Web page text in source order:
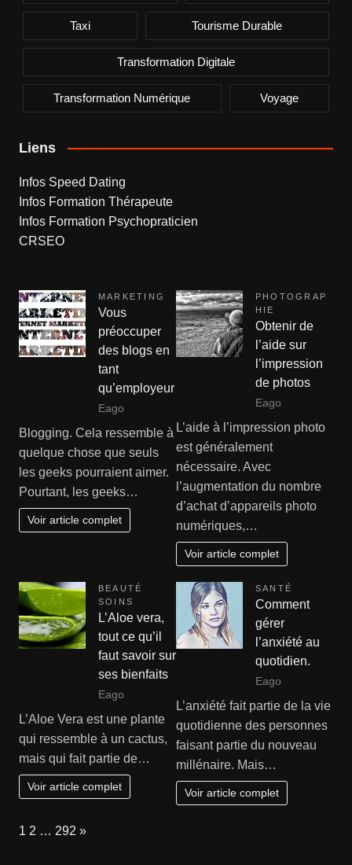
Taxi Tourisme Durable
Transformation Digitale
Transformation Numérique Voyage
Liens
Infos Speed Dating
Infos Formation Thérapeute
Infos Formation Psychopraticien
CRSEO
MARKETING
Vous
préoccuper
des blogs en
tant
qu’employeur
Eago
Blogging. Cela ressemble à
quelque chose que seuls
les geeks pourraient aimer.
Pourtant, les geeks…
Voir article complet
PHOTOGRAP
HIE
Obtenir de
l’aide sur
l’impression
de photos
Eago
L’aide à l’impression photo
est généralement
nécessaire. Avec
l’augmentation du nombre
d’achat d’appareils photo
numériques,…
Voir article complet
BEAUTÉ
SOINS
L’Aloe vera,
tout ce qu’il
faut savoir sur
ses bienfaits
Eago
L’Aloe Vera est une plante
qui ressemble à un cactus,
mais qui fait partie de…
Voir article complet
SANTÉ
Comment
gérer
l’anxiété au
quotidien.
Eago
L’anxiété fait partie de la vie
quotidienne des personnes
faisant partie du nouveau
millénaire. Mais…
Voir article complet
Page:
1 2 … 292 Next
»